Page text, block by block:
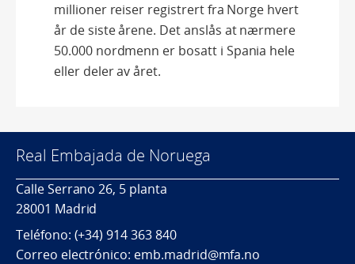
millioner reiser registrert fra Norge hvert
år de siste årene. Det anslås at nærmere
50.000 nordmenn er bosatt i Spania hele
eller deler av året.
Real Embajada de Noruega
Calle Serrano 26, 5 planta
28001 Madrid
Teléfono: (+34) 914 363 840
Correo electrónico: emb.madrid@mfa.no